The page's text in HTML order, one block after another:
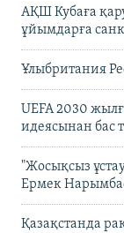
АҚШ Кубаға
ұйымдарға
Ұлыбритания
UEFA 2030
идеясынан бас
"Жосықсыз
Ермек
Қазақстанда